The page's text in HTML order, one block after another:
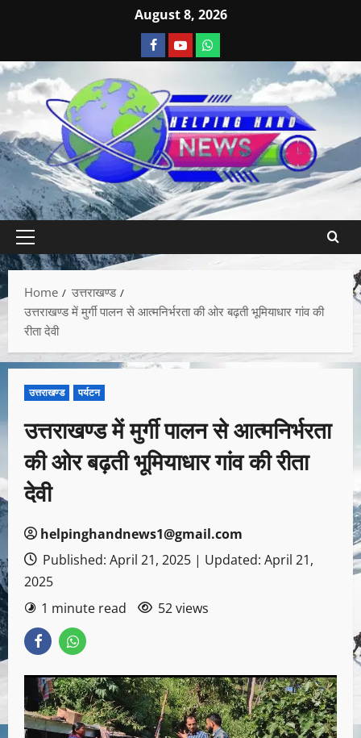
August 8, 2026
Home
उत्तराखण्ड
उत्तराखण्ड में मुर्गी पालन से आत्मनिर्भरता की ओर बढ़ती भूमियाधार गांव की
रीता देवी
उत्तराखण्ड पर्यटन
उत्तराखण्ड में मुर्गी पालन से आत्मनिर्भरता
की ओर बढ़ती भूमियाधार गांव की रीता
देवी
helpinghandnews1@gmail.com
Published: April 21, 2025 | Updated: April 21,
2025
1 minute read
52 views